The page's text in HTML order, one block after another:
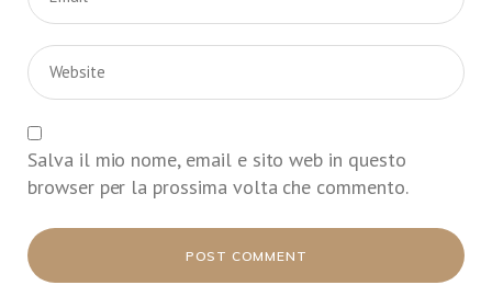
Salva il mio nome, email e sito web in questo
browser per la prossima volta che commento.